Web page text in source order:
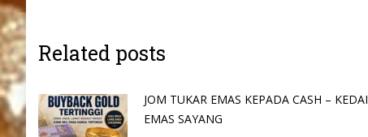
Related posts
JOM TUKAR EMAS KEPADA CASH – KEDAI
EMAS SAYANG